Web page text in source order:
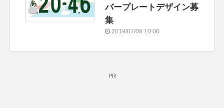
バープレートデザイン募
集
2019/07/08 10:00
PR